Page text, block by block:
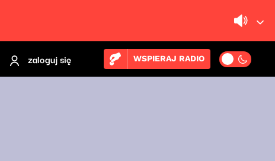
zaloguj się WSPIERAJ RADIO